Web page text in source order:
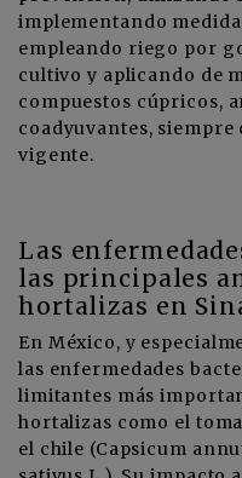
implementando
empleando riego por
cultivo y aplicando de
compuestos cúpricos,
coadyuvantes,
vigente.
Las
las principales
hortalizas en
En México, y
las enfermedades
limitantes más
hortalizas como el
el chile (Capsicum